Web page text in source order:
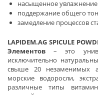
насыщенное
поддержание общего
замедление процессов
LAPIDEM.AG SPICULE
Элементов– это
исключительно
свыше 20 незаменимых
морские водоросли,
различные типы